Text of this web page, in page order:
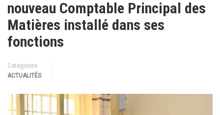
nouveau Comptable Principal des
Matières installé dans ses
fonctions
Categories
ACTUALITÉS